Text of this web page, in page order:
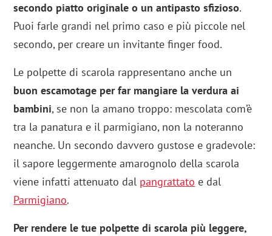
secondo piatto originale o un antipasto sfizioso.
Puoi farle grandi nel primo caso e più piccole nel
secondo, per creare un invitante finger food.
Le polpette di scarola rappresentano anche un
buon escamotage per far mangiare la verdura ai
bambini, se non la amano troppo: mescolata com’è
tra la panatura e il parmigiano, non la noteranno
neanche. Un secondo davvero gustose e gradevole:
il sapore leggermente amarognolo della scarola
viene infatti attenuato dal pangrattato e dal
Parmigiano.
Per rendere le tue polpette di scarola più leggere,